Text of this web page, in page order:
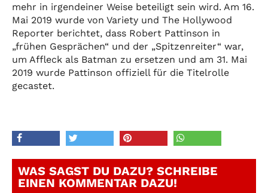
mehr in irgendeiner Weise beteiligt sein wird. Am 16.
Mai 2019 wurde von Variety und The Hollywood
Reporter berichtet, dass Robert Pattinson in
„frühen Gesprächen“ und der „Spitzenreiter“ war,
um Affleck als Batman zu ersetzen und am 31. Mai
2019 wurde Pattinson offiziell für die Titelrolle
gecastet.
WAS SAGST DU DAZU? SCHREIBE
EINEN KOMMENTAR DAZU!